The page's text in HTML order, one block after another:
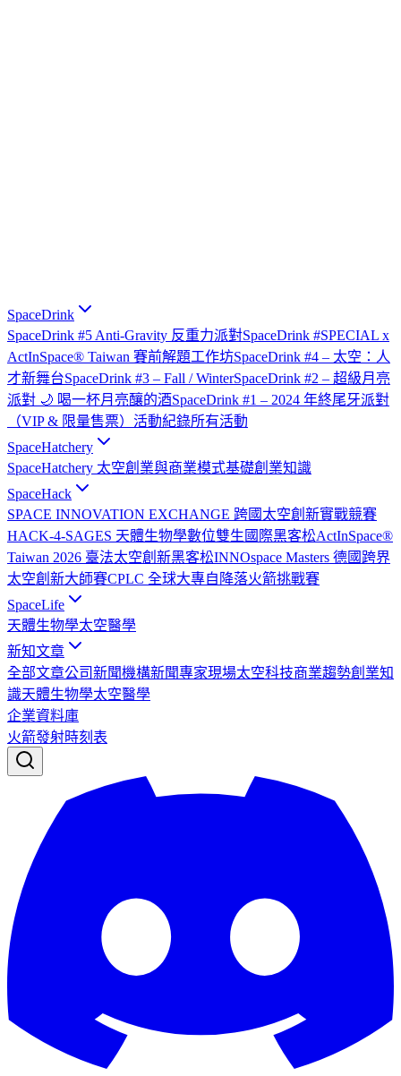
SpaceDrink
SpaceDrink #5 Anti-Gravity 反重力派對SpaceDrink #SPECIAL x
ActInSpace® Taiwan 賽前解題工作坊SpaceDrink #4 – 太空：人
才新舞台SpaceDrink #3 – Fall / WinterSpaceDrink #2 – 超級月亮
派對 🌙 喝一杯月亮釀的酒SpaceDrink #1 – 2024 年終尾牙派對
（VIP & 限量售票） 活動紀錄所有活動
SpaceHatchery
SpaceHatchery 太空創業與商業模式基礎創業知識
SpaceHack
SPACE INNOVATION EXCHANGE 跨國太空創新實戰競賽
HACK-4-SAGES 天體生物學數位雙生國際黑客松ActInSpace®
Taiwan 2026 臺法太空創新黑客松INNOspace Masters 德國跨界
太空創新大師賽CPLC 全球大專自降落火箭挑戰賽
SpaceLife
天體生物學太空醫學
新知文章
全部文章公司新聞機構新聞專家現場太空科技商業趨勢創業知
識天體生物學太空醫學
企業資料庫
火箭發射時刻表